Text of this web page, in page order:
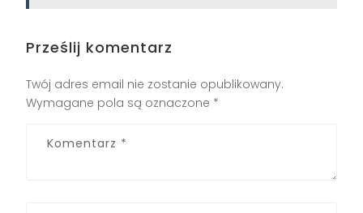
Prześlij komentarz
Twój adres email nie zostanie opublikowany.
Wymagane pola są oznaczone *